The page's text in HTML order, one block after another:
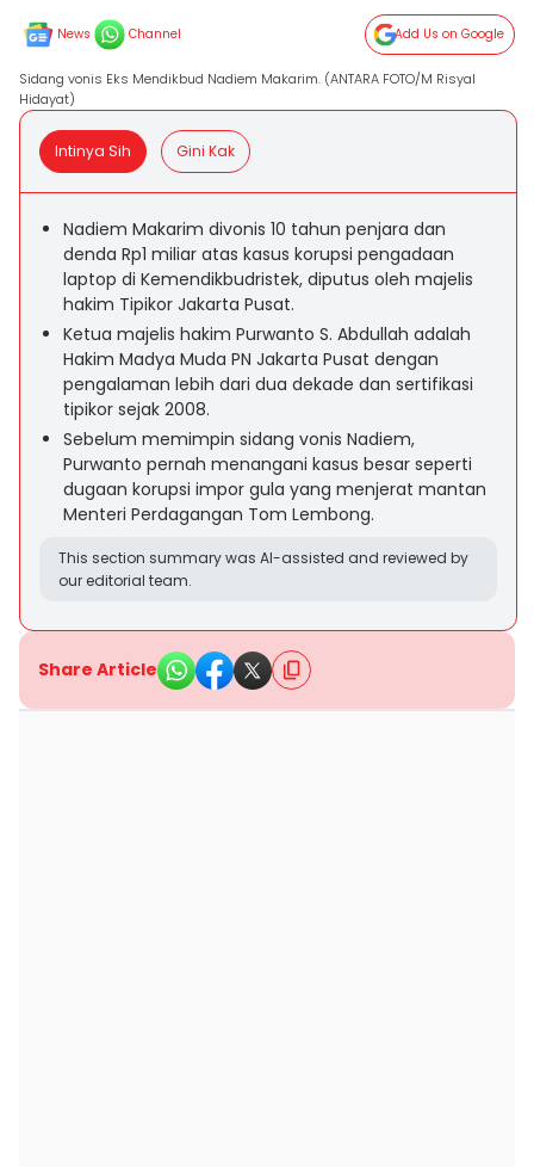
News Channel Add Us on Google
Sidang vonis Eks Mendikbud Nadiem Makarim. (ANTARA FOTO/M Risyal
Hidayat)
Intinya Sih Gini Kak
Nadiem Makarim divonis 10 tahun penjara dan
denda Rp1 miliar atas kasus korupsi pengadaan
laptop di Kemendikbudristek, diputus oleh majelis
hakim Tipikor Jakarta Pusat.
Ketua majelis hakim Purwanto S. Abdullah adalah
Hakim Madya Muda PN Jakarta Pusat dengan
pengalaman lebih dari dua dekade dan sertifikasi
tipikor sejak 2008.
Sebelum memimpin sidang vonis Nadiem,
Purwanto pernah menangani kasus besar seperti
dugaan korupsi impor gula yang menjerat mantan
Menteri Perdagangan Tom Lembong.
This section summary was AI-assisted and reviewed by
our editorial team.
Share Article